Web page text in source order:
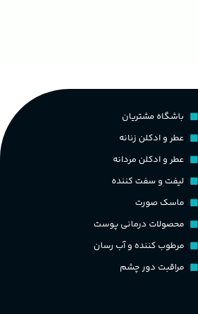
باشگاه مشتریان
عطر و ادکلن زنانه
عطر و ادکلن مردانه
لیفت و سفت کننده
ماسک صورت
محصولات درمانی پوست
مرطوب کننده و آب رسان
مراقبت دور چشم